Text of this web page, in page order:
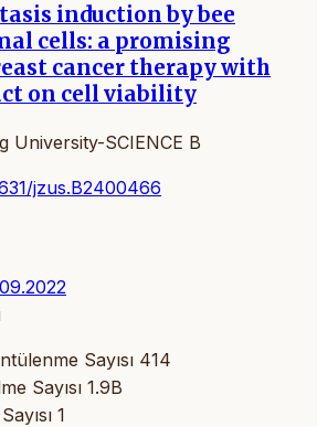
induction by bee
cells: a promising
cancer therapy with
on cell viability
University-SCIENCE B
jzus.B2400466
Sayısı 414
Sayısı 1.9B
1